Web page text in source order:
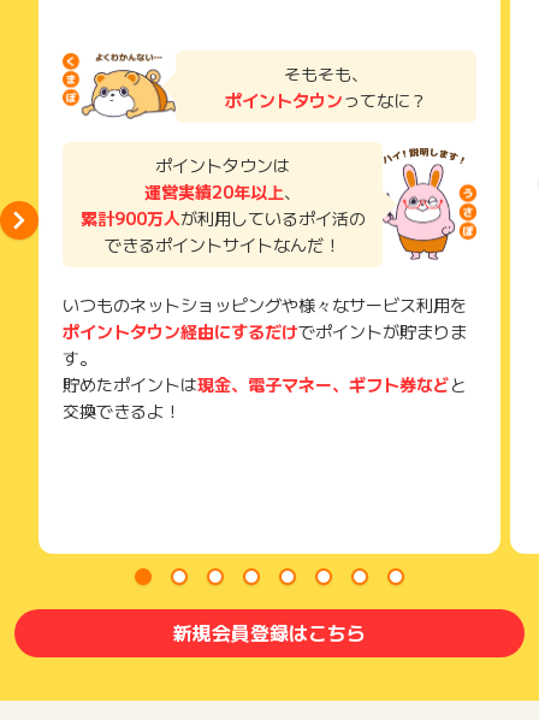
了などのメールは、ポイント獲得するまで必ず保管してくださ
獲得待ち・獲得失敗の状態でお問い合わせされる際に、該当の
メールを送っていただく場合がございます。
そのため、紛失・破棄された場合は対応いたしかねますので、
ご注意ください。
(※) SafariやChromeなどwebサイトを表示するアプリのこと
そもそも、
ポイントタウンってなに？
ポイントタウンは
運営実績20年以上、
累計900万人が利用しているポイ活の
できるポイントサイトなんだ！
いつものネットショッピングや様々なサービス利用を
ポイントタウン経由にするだけでポイントが貯まりま
す。
貯めたポイントは現金、電子マネー、ギフト券などと
交換できるよ！
新規会員登録はこちら